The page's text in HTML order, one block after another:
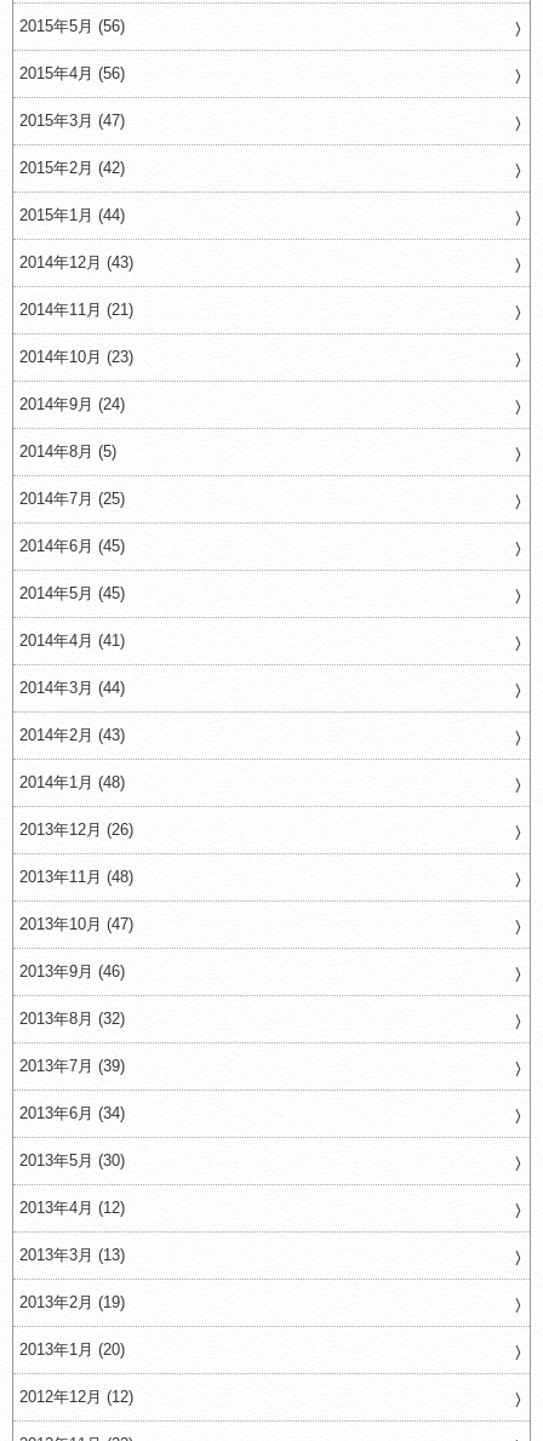
2015年5月 (56)
2015年4月 (56)
2015年3月 (47)
2015年2月 (42)
2015年1月 (44)
2014年12月 (43)
2014年11月 (21)
2014年10月 (23)
2014年9月 (24)
2014年8月 (5)
2014年7月 (25)
2014年6月 (45)
2014年5月 (45)
2014年4月 (41)
2014年3月 (44)
2014年2月 (43)
2014年1月 (48)
2013年12月 (26)
2013年11月 (48)
2013年10月 (47)
2013年9月 (46)
2013年8月 (32)
2013年7月 (39)
2013年6月 (34)
2013年5月 (30)
2013年4月 (12)
2013年3月 (13)
2013年2月 (19)
2013年1月 (20)
2012年12月 (12)